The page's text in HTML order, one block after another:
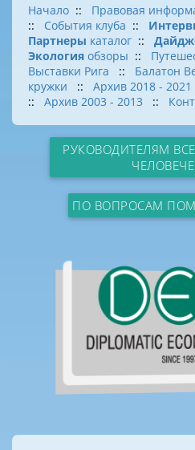
Начало :: Правовая
:: События клуба ::
Партнеры каталог ::
Экология обзоры ::
Выставки Рига
:: Балатон
кружки
:: Архив 2018 - 2021
:: Архив 2003 - 2013 ::
РУКОВОДИТЕЛЯМ
ПО ВОПРОСАМ